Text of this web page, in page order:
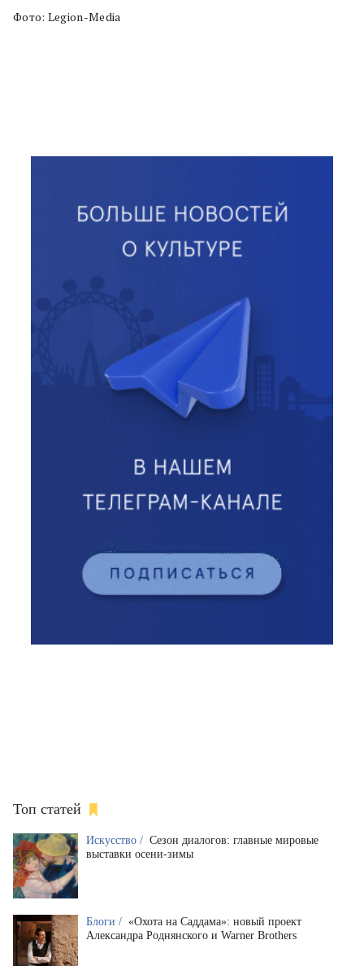
Фото: Legion-Media
Топ статей
Искусство / Сезон диалогов: главные мировые
выставки осени-зимы
Блоги / «Охота на Саддама»: новый проект
Александра Роднянского и Warner Brothers